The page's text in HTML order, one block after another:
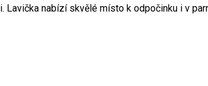
Lavička nabízí skvělé místo k odpočinku i v